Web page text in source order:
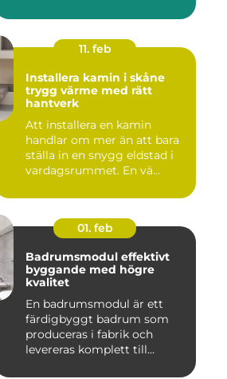
11. feb
Installera kamin i skåne
trygg värme med rätt
hantverk
Att installera en kamin
handlar om mer än att bara
ställa in en snygg eldstad i
vardagsrummet. En vä...
01. feb
Badrumsmodul effektivt
byggande med högre
kvalitet
En badrumsmodul är ett
färdigbyggt badrum som
produceras i fabrik och
levereras komplett till